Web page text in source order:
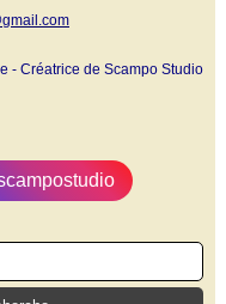
- Créatrice de Scampo Studio